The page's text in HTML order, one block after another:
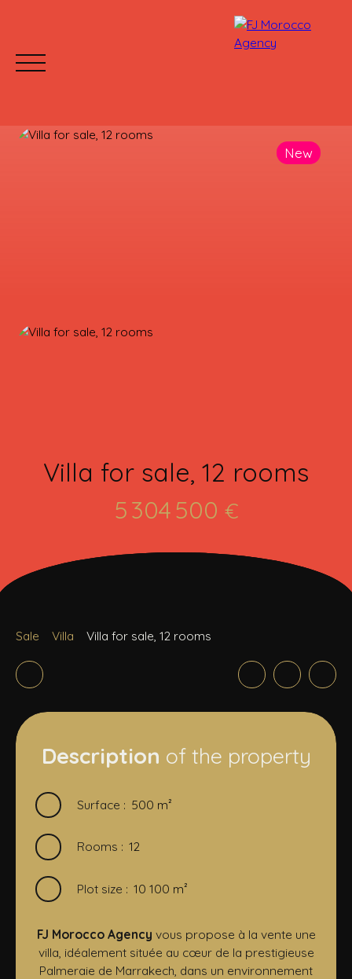
WHY CHOOSE US?
New
Villa for sale, 12 rooms
5 304 500 €
Sale Villa Villa for sale, 12 rooms
Description of the property
Surface : 500 m²
Rooms : 12
Plot size : 10 100 m²
FJ Morocco Agency vous propose à la vente une
villa, idéalement située au cœur de la prestigieuse
Palmeraie de Marrakech, dans un environnement